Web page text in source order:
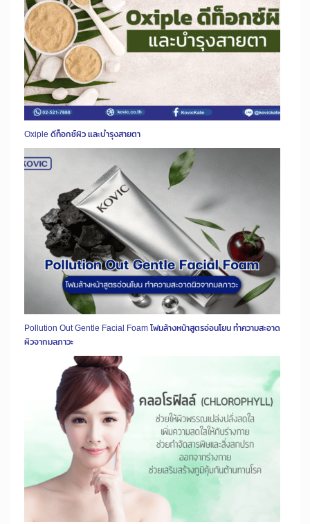
Oxiple ดีท็อกซ์ผิว และบำรุงสายตา
Pollution Out Gentle Facial Foam โฟมล้างหน้าสูตรอ่อนโยน ทำความสะอาด
ผิวจากมลภาวะ